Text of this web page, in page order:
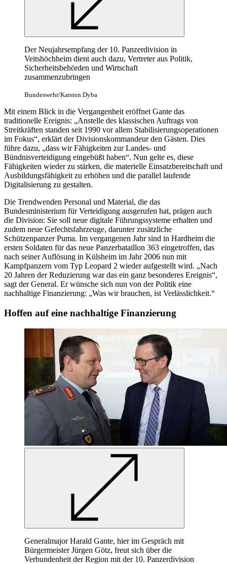
Der Neujahrsempfang der 10. Panzerdivision in
Veitshöchheim dient auch dazu, Vertreter aus Politik,
Sicherheitsbehörden und Wirtschaft
zusammenzubringen
Bundeswehr/Karsten Dyba
Mit einem Blick in die Vergangenheit eröffnet Gante das
traditionelle Ereignis: „Anstelle des klassischen Auftrags von
Streitkräften standen seit 1990 vor allem Stabilisierungsoperationen
im Fokus“, erklärt der Divisionskommandeur den Gästen. Dies
führe dazu, „dass wir Fähigkeiten zur Landes- und
Bündnisverteidigung eingebüßt haben“. Nun gelte es, diese
Fähigkeiten wieder zu stärken, die materielle Einsatzbereitschaft und
Ausbildungsfähigkeit zu erhöhen und die parallel laufende
Digitalisierung zu gestalten.
Die Trendwenden Personal und Material, die das
Bundesministerium für Verteidigung ausgerufen hat, prägen auch
die Division: Sie soll neue digitale Führungssysteme erhalten und
zudem neue Gefechtsfahrzeuge, darunter zusätzliche
Schützenpanzer Puma. Im vergangenen Jahr sind in Hardheim die
ersten Soldaten für das neue Panzerbataillon 363 eingetroffen, das
nach seiner Auflösung in Külsheim im Jahr 2006 nun mit
Kampfpanzern vom Typ Leopard 2 wieder aufgestellt wird. „Nach
20 Jahren der Reduzierung war das ein ganz besonderes Ereignis“,
sagt der General. Er wünsche sich nun von der Politik eine
nachhaltige Finanzierung: „Was wir brauchen, ist Verlässlichkeit.“
Hoffen auf eine nachhaltige Finanzierung
Generalmajor Harald Gante, hier im Gespräch mit
Bürgermeister Jürgen Götz, freut sich über die
Verbundenheit der Region mit der 10. Panzerdivision